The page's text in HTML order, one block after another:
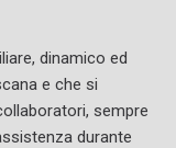
dinamico ed
e che si
sempre
durante